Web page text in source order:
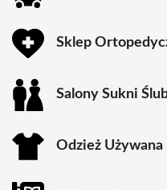
Sklep
Salony Sukni
Odzież Używana